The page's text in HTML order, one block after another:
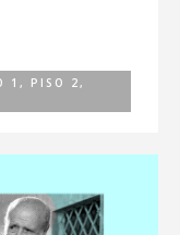
1, PISO 2,